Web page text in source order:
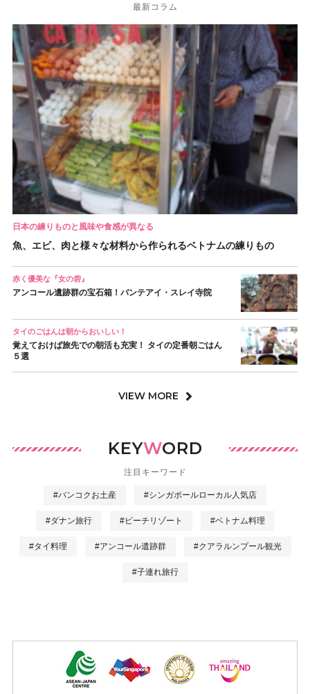
最新コラム
日本の練りものと風味や食感が異なる
魚、エビ、肉と様々な材料から作られるベトナムの練りもの
赤く優美な『女の砦』
アンコール遺跡群の宝石箱！バンテアイ・スレイ寺院
タイのごはんは朝からおいしい！
覚えておけば旅先での朝活も充実！ タイの定番朝ごはん
５選
VIEW MORE
KEYWORD
注目キーワード
#バンコクお土産 #シンガポールローカル人気店
#ダナン旅行 #ビーチリゾート #ベトナム料理
#タイ料理 #アンコール遺跡群 #クアラルンプール観光
#子連れ旅行